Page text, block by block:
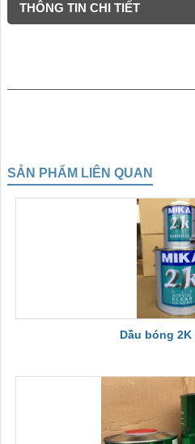
THÔNG TIN CHI TIẾT
SẢN PHẨM LIÊN QUAN
Dầu bóng 2K